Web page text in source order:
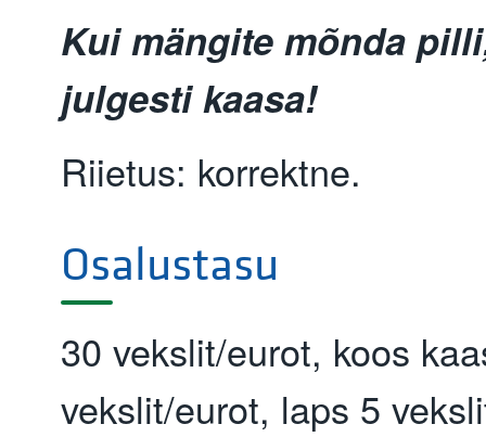
Kui mängite mõnda
julgesti kaasa!
Riietus: korrektne.
Osalustasu
30 vekslit/eurot, koos
vekslit/eurot, laps 5